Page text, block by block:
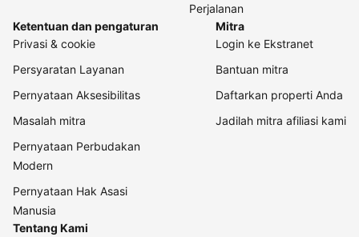
Perjalanan
Ketentuan dan pengaturan
Privasi & cookie
Persyaratan Layanan
Pernyataan Aksesibilitas
Masalah mitra
Pernyataan Perbudakan
Modern
Pernyataan Hak Asasi
Manusia
Mitra
Login ke Ekstranet
Bantuan mitra
Daftarkan properti Anda
Jadilah mitra afiliasi kami
Tentang Kami